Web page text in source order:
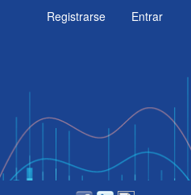
Registrarse Entrar